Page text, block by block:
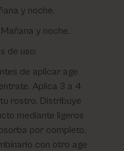
y noche.
Mañana y noche.
de uso:
de aplicar age
Aplica 3 a 4
rostro. Distribuye
mediante ligeros
por completo.
con otro age